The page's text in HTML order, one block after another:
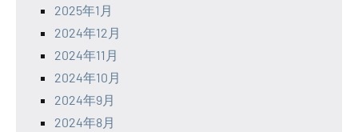
2025年1月
2024年12月
2024年11月
2024年10月
2024年9月
2024年8月